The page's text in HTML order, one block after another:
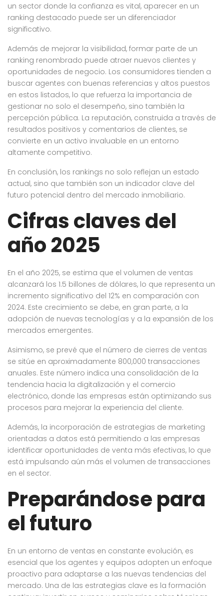
un sector donde la confianza es vital, aparecer en un
ranking destacado puede ser un diferenciador
significativo.
Además de mejorar la visibilidad, formar parte de un
ranking renombrado puede atraer nuevos clientes y
oportunidades de negocio. Los consumidores tienden a
buscar agentes con buenas referencias y altos puestos
en estos listados, lo que refuerza la importancia de
gestionar no solo el desempeño, sino también la
percepción pública. La reputación, construida a través de
resultados positivos y comentarios de clientes, se
convierte en un activo invaluable en un entorno
altamente competitivo.
En conclusión, los rankings no solo reflejan un estado
actual, sino que también son un indicador clave del
futuro potencial dentro del mercado inmobiliario.
Cifras claves del
año 2025
En el año 2025, se estima que el volumen de ventas
alcanzará los 1.5 billones de dólares, lo que representa un
incremento significativo del 12% en comparación con
2024. Este crecimiento se debe, en gran parte, a la
adopción de nuevas tecnologías y a la expansión de los
mercados emergentes.
Asimismo, se prevé que el número de cierres de ventas
se sitúe en aproximadamente 800,000 transacciones
anuales. Este número indica una consolidación de la
tendencia hacia la digitalización y el comercio
electrónico, donde las empresas están optimizando sus
procesos para mejorar la experiencia del cliente.
Además, la incorporación de estrategias de marketing
orientadas a datos está permitiendo a las empresas
identificar oportunidades de venta más efectivas, lo que
está impulsando aún más el volumen de transacciones
en el sector.
Preparándose para
el futuro
En un entorno de ventas en constante evolución, es
esencial que los agentes y equipos adopten un enfoque
proactivo para adaptarse a las nuevas tendencias del
mercado. Una de las estrategias clave es la formación